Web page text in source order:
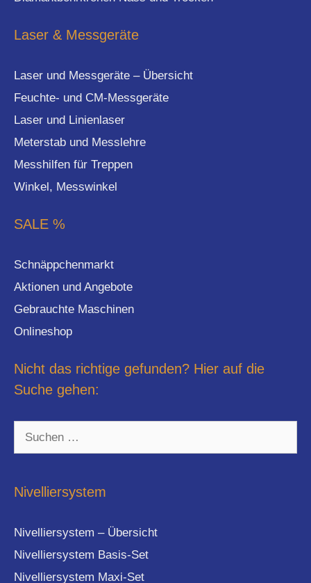
Laser & Messgeräte
Laser und Messgeräte – Übersicht
Feuchte- und CM-Messgeräte
Laser und Linienlaser
Meterstab und Messlehre
Messhilfen für Treppen
Winkel, Messwinkel
SALE %
Schnäppchenmarkt
Aktionen und Angebote
Gebrauchte Maschinen
Onlineshop
Nicht das richtige gefunden? Hier auf die
Suche gehen:
Suchen
Nivelliersystem
Nivelliersystem – Übersicht
Nivelliersystem Basis-Set
Nivelliersystem Maxi-Set